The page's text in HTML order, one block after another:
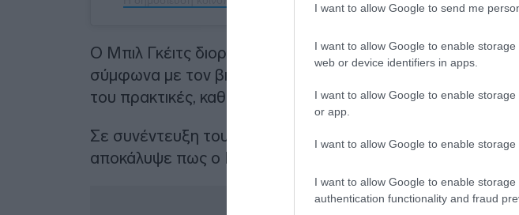
I want to allow Google to send me
I want to allow Google to enable
web or device identifiers in apps.
I want to allow Google to enable
or app.
I want to allow Google to enable storage
I want to allow Google to enable
authentication functionality and fraud
Ο Μπιλ Γκέιτς διοργάνωνε πάρτι “γυμνισμού” με στρίπερ
σύμφωνα με τον βιογράφο του και αναρωτιέται αν θα
του πρακτικές, καθώς είναι χωρισμένος πλέον.
Σε συνέντευξη του στο DailyMail.com,
ο 74χρονος
αποκάλυψε πως ο Γκέιτς δεν ήταν κανένα παιδί της